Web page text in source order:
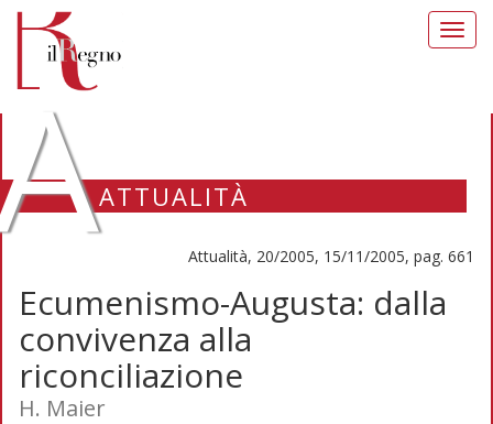
ATTUALITÀ
Attualità, 20/2005, 15/11/2005, pag. 661
Ecumenismo-Augusta: dalla
convivenza alla
riconciliazione
H. Maier